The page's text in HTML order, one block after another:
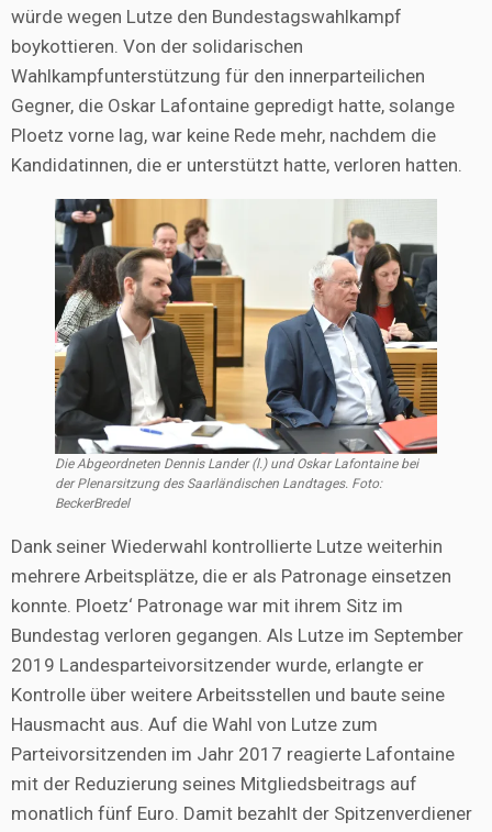
würde wegen Lutze den Bundestagswahlkampf
boykottieren. Von der solidarischen
Wahlkampfunterstützung für den innerparteilichen
Gegner, die Oskar Lafontaine gepredigt hatte, solange
Ploetz vorne lag, war keine Rede mehr, nachdem die
Kandidatinnen, die er unterstützt hatte, verloren hatten.
Die Abgeordneten Dennis Lander (l.) und Oskar Lafontaine bei
der Plenarsitzung des Saarländischen Landtages. Foto:
BeckerBredel
Dank seiner Wiederwahl kontrollierte Lutze weiterhin
mehrere Arbeitsplätze, die er als Patronage einsetzen
konnte. Ploetz‘ Patronage war mit ihrem Sitz im
Bundestag verloren gegangen. Als Lutze im September
2019 Landesparteivorsitzender wurde, erlangte er
Kontrolle über weitere Arbeitsstellen und baute seine
Hausmacht aus. Auf die Wahl von Lutze zum
Parteivorsitzenden im Jahr 2017 reagierte Lafontaine
mit der Reduzierung seines Mitgliedsbeitrags auf
monatlich fünf Euro. Damit bezahlt der Spitzenverdiener